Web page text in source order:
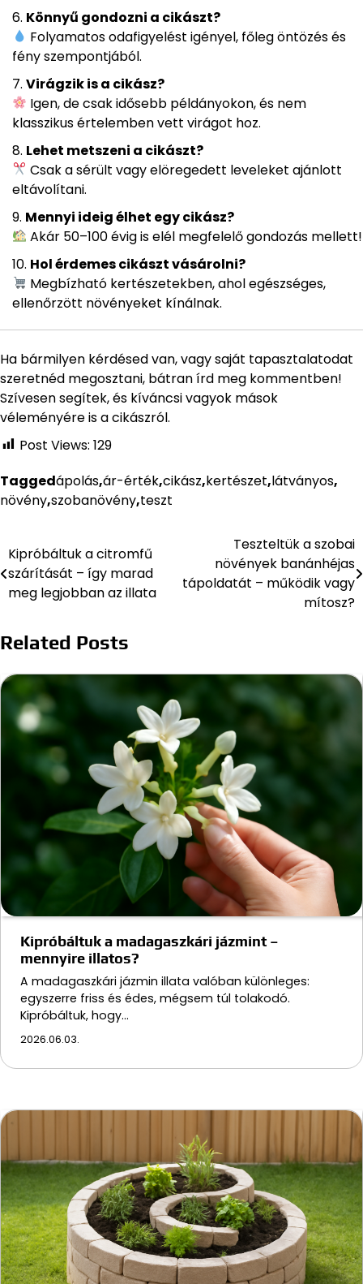
Könnyű gondozni a cikászt?
Folyamatos odafigyelést igényel, főleg öntözés és
fény szempontjából.
Virágzik is a cikász?
Igen, de csak idősebb példányokon, és nem
klasszikus értelemben vett virágot hoz.
Lehet metszeni a cikászt?
Csak a sérült vagy elöregedett leveleket ajánlott
eltávolítani.
Mennyi ideig élhet egy cikász?
Akár 50–100 évig is elél megfelelő gondozás mellett!
Hol érdemes cikászt vásárolni?
Megbízható kertészetekben, ahol egészséges,
ellenőrzött növényeket kínálnak.
Ha bármilyen kérdésed van, vagy saját tapasztalatodat
szeretnéd megosztani, bátran írd meg kommentben!
Szívesen segítek, és kíváncsi vagyok mások
véleményére is a cikászról.
Post Views: 129
Taggedápolás,ár-érték,cikász,kertészet,látványos,
növény,szobanövény,teszt
Bejegyzés
navigáció
Kipróbáltuk a citromfű
szárítását – így marad
meg legjobban az illata
Teszteltük a szobai
növények banánhéjas
tápoldatát – működik vagy
mítosz?
Related Posts
Kipróbáltuk a madagaszkári jázmint –
mennyire illatos?
A madagaszkári jázmin illata valóban különleges:
egyszerre friss és édes, mégsem túl tolakodó.
Kipróbáltuk, hogy…
2026.06.03.